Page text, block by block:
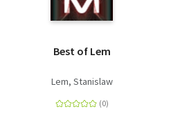
Best of Lem
Lem, Stanislaw